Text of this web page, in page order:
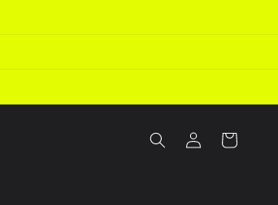
Accedi Carrello